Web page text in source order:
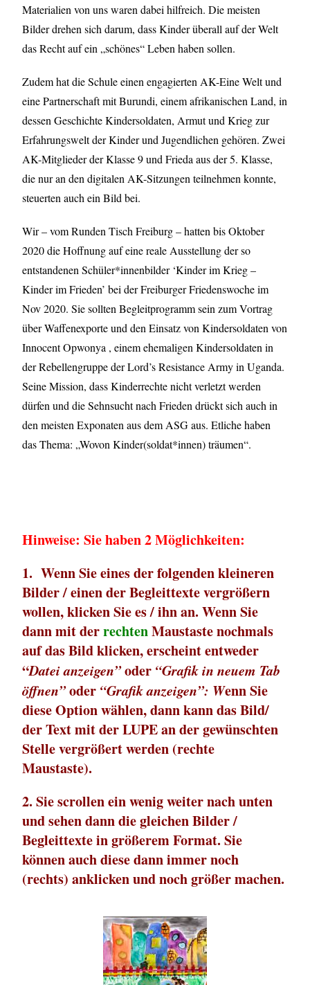
Materialien von uns waren dabei hilfreich. Die meisten
Bilder drehen sich darum, dass Kinder überall auf der Welt
das Recht auf ein „schönes“ Leben haben sollen.
Zudem hat die Schule einen engagierten AK-Eine Welt und
eine Partnerschaft mit Burundi, einem afrikanischen Land, in
dessen Geschichte Kindersoldaten, Armut und Krieg zur
Erfahrungswelt der Kinder und Jugendlichen gehören. Zwei
AK-Mitglieder der Klasse 9 und Frieda aus der 5. Klasse,
die nur an den digitalen AK-Sitzungen teilnehmen konnte,
steuerten auch ein Bild bei.
Wir – vom Runden Tisch Freiburg – hatten bis Oktober
2020 die Hoffnung auf eine reale Ausstellung der so
entstandenen Schüler*innenbilder ‘Kinder im Krieg –
Kinder im Frieden’ bei der Freiburger Friedenswoche im
Nov 2020. Sie sollten Begleitprogramm sein zum Vortrag
über Waffenexporte und den Einsatz von Kindersoldaten von
Innocent Opwonya , einem ehemaligen Kindersoldaten in
der Rebellengruppe der Lord’s Resistance Army in Uganda.
Seine Mission, dass Kinderrechte nicht verletzt werden
dürfen und die Sehnsucht nach Frieden drückt sich auch in
den meisten Exponaten aus dem ASG aus. Etliche haben
das Thema: „Wovon Kinder(soldat*innen) träumen“.
Hinweise: Sie haben 2 Möglichkeiten:
1. Wenn Sie eines der folgenden kleineren
Bilder / einen der Begleittexte vergrößern
wollen, klicken Sie es / ihn an. Wenn Sie
dann mit derrechtenMaustaste nochmals
auf das Bild klicken, erscheint entweder
“Datei anzeigen”oder “Grafik in neuem Tab
öffnen”oder “Grafik anzeigen”: Wenn Sie
diese Option wählen, dann kann das Bild/
der Text mit der LUPE an der gewünschten
Stelle vergrößert werden (rechte
Maustaste).
2. Sie scrollen ein wenig weiter nach unten
und sehen dann die gleichen Bilder /
Begleittexte in größerem Format. Sie
können auch diese dann immer noch
(rechts) anklicken und noch größer machen.